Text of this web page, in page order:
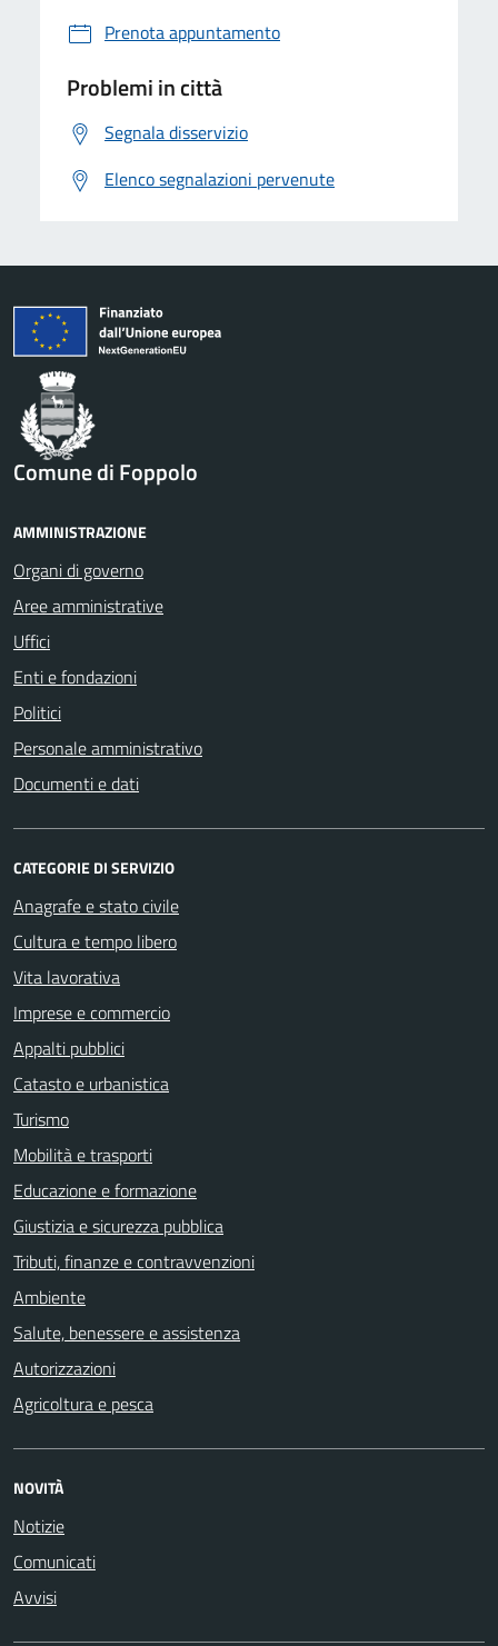
Prenota appuntamento
Problemi in città
Segnala disservizio
Elenco segnalazioni pervenute
Comune di Foppolo
AMMINISTRAZIONE
Organi di governo
Aree amministrative
Uffici
Enti e fondazioni
Politici
Personale amministrativo
Documenti e dati
CATEGORIE DI SERVIZIO
Anagrafe e stato civile
Cultura e tempo libero
Vita lavorativa
Imprese e commercio
Appalti pubblici
Catasto e urbanistica
Turismo
Mobilità e trasporti
Educazione e formazione
Giustizia e sicurezza pubblica
Tributi, finanze e contravvenzioni
Ambiente
Salute, benessere e assistenza
Autorizzazioni
Agricoltura e pesca
NOVITÀ
Notizie
Comunicati
Avvisi